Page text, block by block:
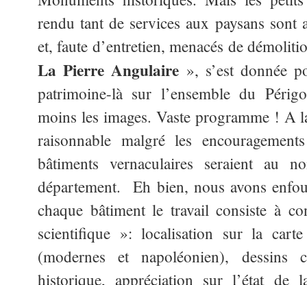
rendu tant de services aux paysans
et, faute d’entretien, menacés de
La Pierre Angulaire », s’est donnée
patrimoine-là sur l’ensemble du
moins les images. Vaste programme ! A
raisonnable malgré les
bâtiments vernaculaires seraient au
département. Eh bien, nous avons
chaque bâtiment le travail consiste à
scientifique »: localisation sur la
(modernes et napoléonien), dessins
historique, appréciation sur l’état de